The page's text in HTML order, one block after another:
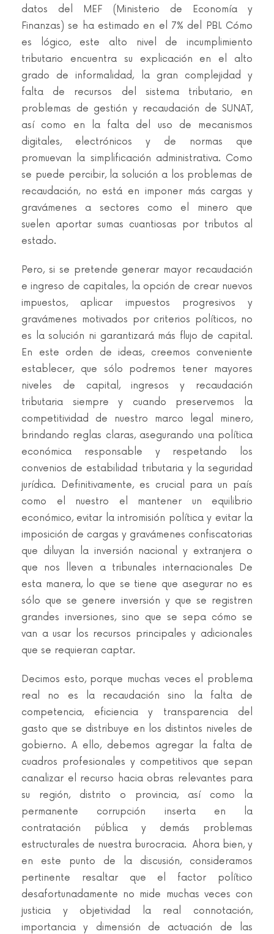
datos del MEF (Ministerio de Economía y
Finanzas) se ha estimado en el 7% del PBI. Cómo
es lógico, este alto nivel de incumplimiento
tributario encuentra su explicación en el alto
grado de informalidad, la gran complejidad y
falta de recursos del sistema tributario, en
problemas de gestión y recaudación de SUNAT,
así como en la falta del uso de mecanismos
digitales, electrónicos y de normas que
promuevan la simplificación administrativa. Como
se puede percibir, la solución a los problemas de
recaudación, no está en imponer más cargas y
gravámenes a sectores como el minero que
suelen aportar sumas cuantiosas por tributos al
estado.
Pero, si se pretende generar mayor recaudación
e ingreso de capitales, la opción de crear nuevos
impuestos, aplicar impuestos progresivos y
gravámenes motivados por criterios políticos, no
es la solución ni garantizará más flujo de capital.
En este orden de ideas, creemos conveniente
establecer, que sólo podremos tener mayores
niveles de capital, ingresos y recaudación
tributaria siempre y cuando preservemos la
competitividad de nuestro marco legal minero,
brindando reglas claras, asegurando una política
económica responsable y respetando los
convenios de estabilidad tributaria y la seguridad
jurídica. Definitivamente, es crucial para un país
como el nuestro el mantener un equilibrio
económico, evitar la intromisión política y evitar la
imposición de cargas y gravámenes confiscatorias
que diluyan la inversión nacional y extranjera o
que nos lleven a tribunales internacionales De
esta manera, lo que se tiene que asegurar no es
sólo que se genere inversión y que se registren
grandes inversiones, sino que se sepa cómo se
van a usar los recursos principales y adicionales
que se requieran captar.
Decimos esto, porque muchas veces el problema
real no es la recaudación sino la falta de
competencia, eficiencia y transparencia del
gasto que se distribuye en los distintos niveles de
gobierno. A ello, debemos agregar la falta de
cuadros profesionales y competitivos que sepan
canalizar el recurso hacia obras relevantes para
su región, distrito o provincia, así como la
permanente corrupción inserta en la
contratación pública y demás problemas
estructurales de nuestra burocracia. Ahora bien, y
en este punto de la discusión, consideramos
pertinente resaltar que el factor político
desafortunadamente no mide muchas veces con
justicia y objetividad la real connotación,
importancia y dimensión de actuación de las